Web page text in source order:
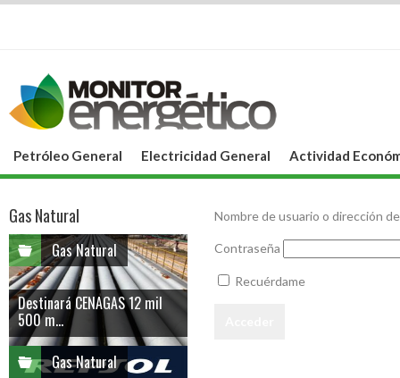
Petróleo General Electricidad General Actividad
Nombre de usuario o dirección
Contraseña
Recuérdame
Gas Natural
Gas Natural
Destinará CENAGAS 12 mil
500 m...
Gas Natural